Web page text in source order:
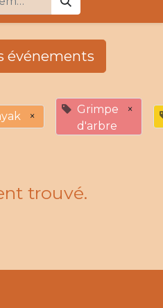
événements
×
Grimpe
d'arbre
×
trouvé.